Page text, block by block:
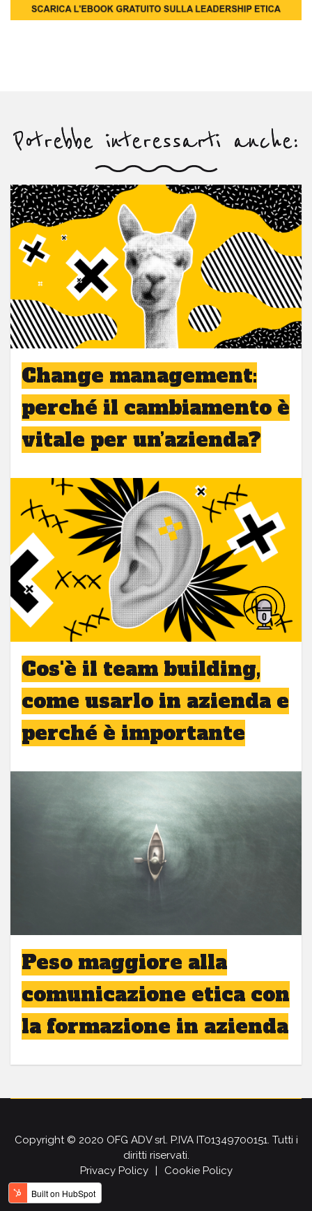
Potrebbe interessarti anche:
Change management:
perché il cambiamento è
vitale per un’azienda?
Cos'è il team building,
come usarlo in azienda e
perché è importante
Peso maggiore alla
comunicazione etica con
la formazione in azienda
Copyright © 2020 OFG ADV srl. P.IVA IT01349700151. Tutti i
diritti riservati.
Privacy Policy
Cookie Policy